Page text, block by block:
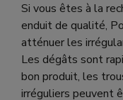
Si vous êtes à la
enduit de qualité,
atténuer les
Les dégâts sont
bon produit, les
irréguliers peuvent